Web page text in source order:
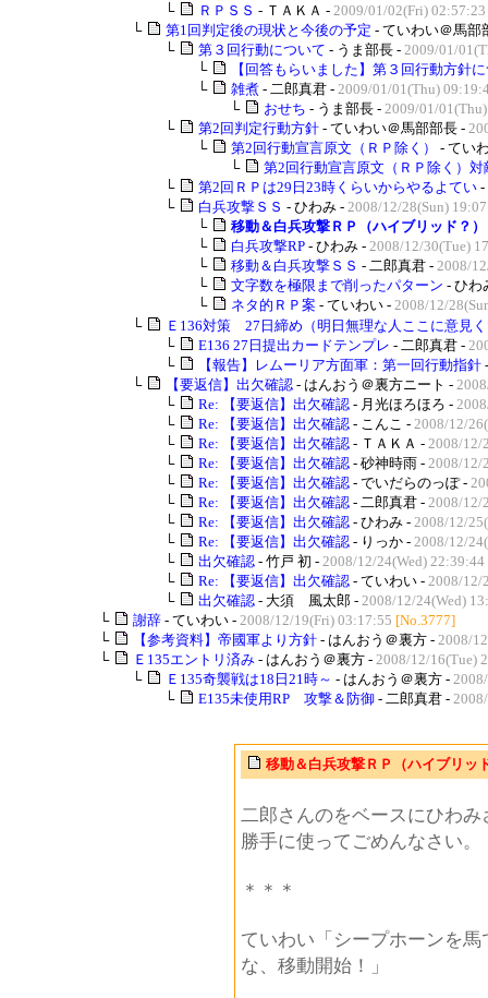
└
ＲＰＳＳ - ＴＡＫＡ - 2009/01/02(Fri) 02:57:23
└
第1回判定後の現状と今後の予定 - ていわい＠馬部
└
第３回行動について - うま部長 - 2009/01/
└
【回答もらいました】第３回行動方針
└
雑煮 - 二郎真君 - 2009/01/01(Thu)
└
おせち - うま部長 - 2009/01/
└
第2回判定行動方針 - ていわい＠馬部部長 -
└
第2回行動宣言原文（ＲＰ除く）
- てい
└
第2回行動宣言原文（ＲＰ除く）対
└
第2回ＲＰは29日23時くらいからやるよてい -
└
白兵攻撃ＳＳ - ひわみ - 2008/12/28(Sun)
└
移動＆白兵攻撃ＲＰ（ハイブリッド？）
└
白兵攻撃RP - ひわみ - 2008/12/30(Tue)
└
移動＆白兵攻撃ＳＳ - 二郎真君 - 2008/
└
文字数を極限まで削ったパターン - ひわ
└
ネタ的ＲＰ案 - ていわい - 2008/12/
└
Ｅ136対策 27日締め（明日無理な人ここに意見
└
E136 27日提出カードテンプレ - 二郎真君 -
└
【報告】レムーリア方面軍：第一回行動指針
└
【要返信】出欠確認 - はんおう＠裏方ニート -
└
Re: 【要返信】出欠確認 - 月光ほろほろ -
└
Re: 【要返信】出欠確認 - こんこ - 2008/12/
└
Re: 【要返信】出欠確認 - ＴＡＫＡ - 2008/12/
└
Re: 【要返信】出欠確認 - 砂神時雨 - 2008/12/
└
Re: 【要返信】出欠確認 - でいだらのっぽ -
└
Re: 【要返信】出欠確認 - 二郎真君 - 2008/12/
└
Re: 【要返信】出欠確認 - ひわみ - 2008/12/
└
Re: 【要返信】出欠確認 - りっか - 2008/12/
└
出欠確認 - 竹戸 初 - 2008/12/24(Wed) 22:39:44
└
Re: 【要返信】出欠確認 - ていわい - 2008/12/
└
出欠確認 - 大須 風太郎 - 2008/12/24(Wed)
└
謝辞 - ていわい - 2008/12/19(Fri) 03:17:55 [No.3777]
└
【参考資料】帝國軍より方針 - はんおう＠裏方 - 2008/
└
Ｅ135エントリ済み - はんおう＠裏方 - 2008/12/16(Tue)
└
Ｅ135奇襲戦は18日21時～ - はんおう＠裏方 -
└
E135未使用RP 攻撃＆防御 - 二郎真君 -
移動＆白兵攻撃ＲＰ（ハイブリッ
二郎さんのをベースにひわ
勝手に使ってごめんなさい。
＊＊＊
ていわい「シープホーンを
な、移動開始！」